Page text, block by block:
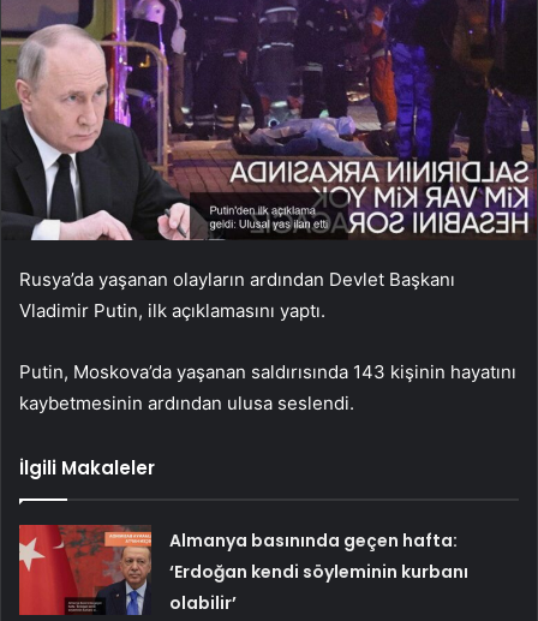
Rusya’da yaşanan olayların ardından Devlet Başkanı
Vladimir Putin, ilk açıklamasını yaptı.
Putin, Moskova’da yaşanan saldırısında 143 kişinin hayatını
kaybetmesinin ardından ulusa seslendi.
İlgili Makaleler
Almanya basınında geçen hafta:
‘Erdoğan kendi söyleminin kurbanı
olabilir’